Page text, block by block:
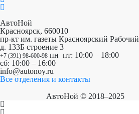
АвтоНой
Красноярск, 660010
пр-кт им. газеты Красноярский Рабочий
д. 133Б строение 3
+7 (391) 98-600-98 пн–пт: 10:00 – 18:00
сб: 10:00 – 16:00
info@autonoy.ru
Все отделения и контакты
АвтоНой © 2018–2025